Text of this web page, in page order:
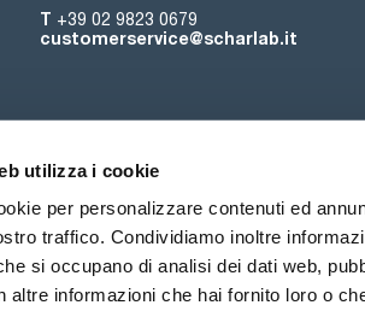
utilizza i cookie
per personalizzare contenuti ed
traffico. Condividiamo inoltre
si occupano di analisi dei dati web,
altre informazioni che hai fornito loro o
T +39 02 9823 0679
customerservice@scharlab.it
Chi siamo Eventi
Condizioni di vendita Politica sui